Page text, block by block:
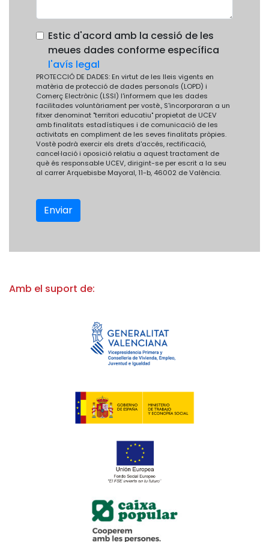
Estic d'acord amb la cessió de les
meues dades conforme específica
l'avís legal
PROTECCIÓ DE DADES: En virtut de les lleis vigents en
matèria de protecció de dades personals (LOPD) i
Comerç Electrònic (LSSI) l'informem que les dades
facilitades voluntàriament per vostè., S'incorporaran a un
fitxer denominat "territori educatiu" propietat de UCEV
amb finalitats estadístiques i de comunicació de les
activitats en compliment de les seves finalitats pròpies.
Vostè podrà exercir els drets d'accés, rectificació,
cancel·lació i oposició relatiu a aquest tractament de
què és responsable UCEV, dirigint-se per escrit a la seu
al carrer Arquebisbe Mayoral, 11-b, 46002 de València.
Enviar
Amb el suport de: